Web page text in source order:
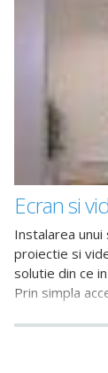
Ecran si
Instalarea
proiectie si
solutie din ce
Prin simpla
sufragerie